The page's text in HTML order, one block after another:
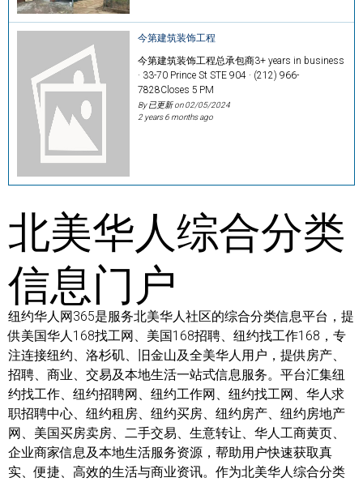
今第建筑装饰工程
今第建筑装饰工程总承包商3+ years in business
· 33-70 Prince St STE 904 · (212) 966-
7828Closes 5 PM
By 已更新 on02/05/2024
2 years 6 months ago
北美华人综合分类
信息门户
纽约华人网365是服务北美华人社区的综合分类信息平台，提
供美国华人168找工网、美国168招聘、纽约找工作168，专
注连接纽约、洛杉矶、旧金山及全美华人用户，提供房产、
招聘、商业、交易及本地生活一站式信息服务。平台汇集纽
约找工作、纽约招聘网、纽约工作网、纽约找工网、华人求
职招聘中心、纽约租房、纽约买房、纽约房产、纽约房地产
网、美国买房卖房、二手交易、生意转让、华人工商黄页、
企业商家信息及本地生活服务资源，帮助用户快速获取真
实、便捷、高效的生活与商业资讯。作为北美华人综合分类